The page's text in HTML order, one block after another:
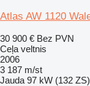
Atlas AW 1120
30 900 € Bez PVN
Ceļa veltnis
2006
3 187 m/st
Jauda 97 kW (132 ZS)